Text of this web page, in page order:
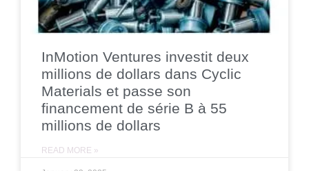
InMotion Ventures investit deux
millions de dollars dans Cyclic
Materials et passe son
financement de série B à 55
millions de dollars
READ MORE »